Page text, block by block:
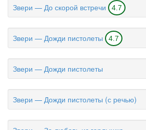
Звери — До скорой встречи 4.7
Звери — Дожди пистолеты 4.7
Звери — Дожди пистолеты
Звери — Дожди пистолеты (с речью)